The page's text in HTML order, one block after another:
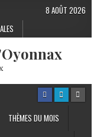
8 AOÛT 2026
THÈMES DU MOIS